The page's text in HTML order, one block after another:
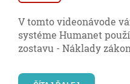
V tomto videonávode
systéme Humanet
zostavu - Náklady